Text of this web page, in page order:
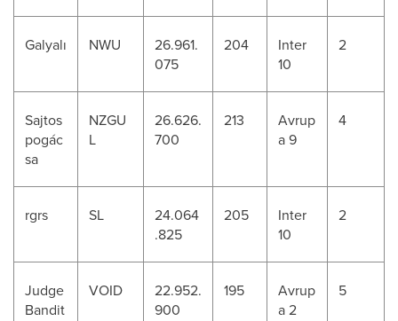
Galyalı NWU
26.961.
075
204
Inter
10
2
Sajtos
pogác
sa
NZGU
L
26.626.
700
213
Avrup
a 9
4
rgrs SL
24.064
.825
205
Inter
10
2
Judge
Bandit
VOID
22.952.
900
195
Avrup
a 2
5